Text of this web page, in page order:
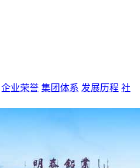
企业荣誉 集团体系 发展历程 社